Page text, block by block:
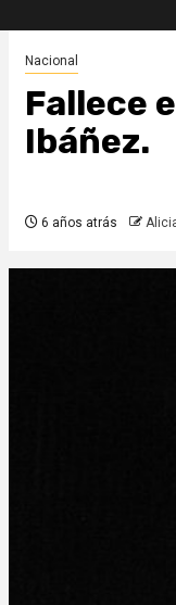
Nacional
Fallece
Ibáñez.
6 años atrás